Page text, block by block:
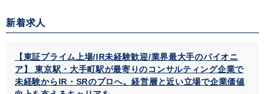
新着求人
【東証プライム上場/IR未経験歓迎/業界最大手のパイオニ
ア】 東京駅・大手町駅が最寄りのコンサルティング企業で
未経験からIR・SRのプロへ。経営層と近い立場で企業価値